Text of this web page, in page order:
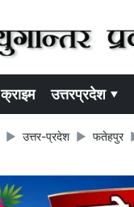
क्राइम उत्तरप्रदेश ▾
उत्तर-प्रदेश फतेहपुर